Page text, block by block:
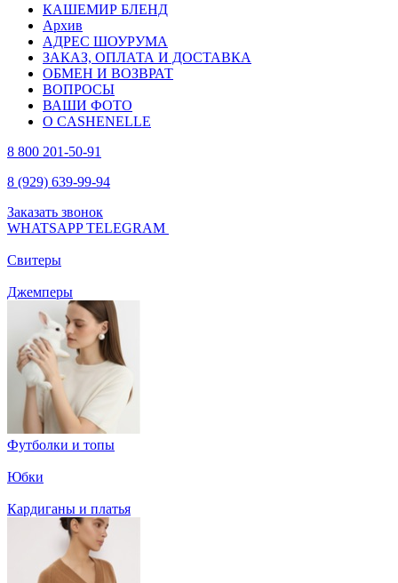
КАШЕМИР БЛЕНД
Архив
АДРЕС ШОУРУМА
ЗАКАЗ, ОПЛАТА И ДОСТАВКА
ОБМЕН И ВОЗВРАТ
ВОПРОСЫ
ВАШИ ФОТО
О CASHENELLE
8 800 201-50-91
8 (929) 639-99-94
Заказать звонок
WHATSAPPTELEGRAM
Свитеры
Джемперы
Футболки и топы
Юбки
Кардиганы и платья